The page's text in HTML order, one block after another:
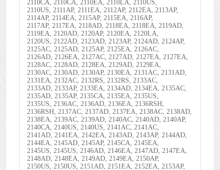
2110CA, 2110CA, 2110EA, 2110LA, 2110US,
2110US, 2111AP, 2111EA, 2112AP, 2112EA, 2113AP,
2114AP, 2114EA, 2115AP, 2115EA, 2116AP,
2117AP, 2117EA, 2118AD, 2118EA, 2118EA, 2119AD,
2119EA, 2120AD, 2120AP, 2120EA, 2120LA,
2120US, 2122AD, 2123AD, 2123AP, 2124AD, 2124AP,
2125AC, 2125AD, 2125AP, 2125EA, 2126AC,
2126AD, 2126EA, 2127AC, 2127AD, 2127EA, 2127EA,
2128AC, 2128AD, 2128EA, 2129AD, 2129EA,
2130AC, 2130AD, 2130AP, 2130EA, 2131AC, 2131AD,
2131EA, 2132AC, 2132RS, 2132RS, 2133AC,
2133AD, 2133AP, 2133EA, 2134AD, 2134EA, 2135AC,
2135AD, 2135AP, 2135CA, 2135EA, 2135US,
2135US, 2136AC, 2136AD, 2136EA, 2136RSH,
2136RSH, 2137AC, 2137AD, 2137EA, 2138AC, 2138AD,
2138EA, 2139AC, 2139AD, 2140AC, 2140AD, 2140AP,
2140CA, 2140US, 2140US, 2141AC, 2141AC,
2141AD, 2141EA, 2142EA, 2143AD, 2143AP, 2144AD,
2144EA, 2145AD, 2145AP, 2145CA, 2145EA,
2145US, 2145US, 2146AD, 2146EA, 2147AD, 2147EA,
2148AD, 2148EA, 2149AD, 2149EA, 2150AP,
2150US, 2150US, 2151AD, 2151EA, 2152EA, 2153AP,